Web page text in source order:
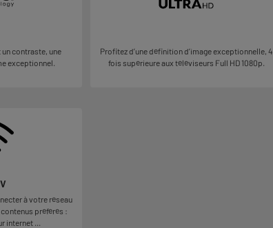
contraste, une
exceptionnel.
Profitez d’une définition d’image exceptionnelle, 4
fois supérieure aux téléviseurs Full HD 1080p.
à votre réseau
préférés :
internet ...